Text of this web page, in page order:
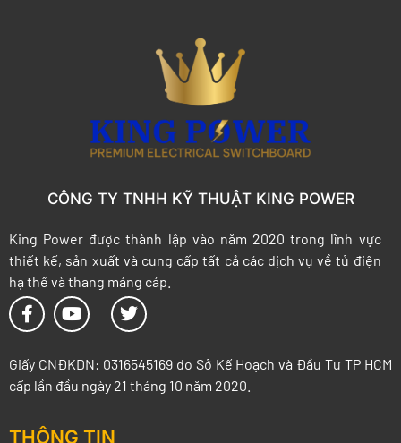
CÔNG TY TNHH KỸ THUẬT KING POWER
King Power được thành lập vào năm 2020 trong lĩnh vực
thiết kế, sản xuất và cung cấp tất cả các dịch vụ về tủ điện
hạ thế và thang máng cáp.
Giấy CNĐKDN: 0316545169 do Sở Kế Hoạch và Đầu Tư TP HCM
cấp lần đầu ngày 21 tháng 10 năm 2020.
THÔNG TIN